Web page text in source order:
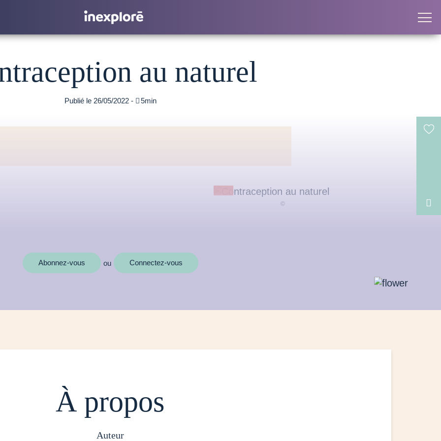
au naturel
Publié le 26/05/2022 - 5min

Abonnez-vous ou Connectez-vous
À propos
auteur